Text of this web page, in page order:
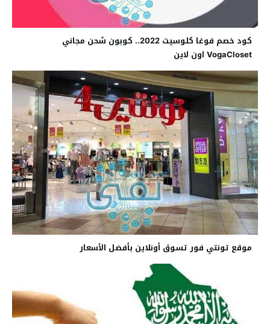
كود خصم فوغا كلوسيت 2022.. كوبون شحن مجاني
VogaCloset اون لاين
موقع تونتي فور تسوق أونلاين بأفضل الأسعار